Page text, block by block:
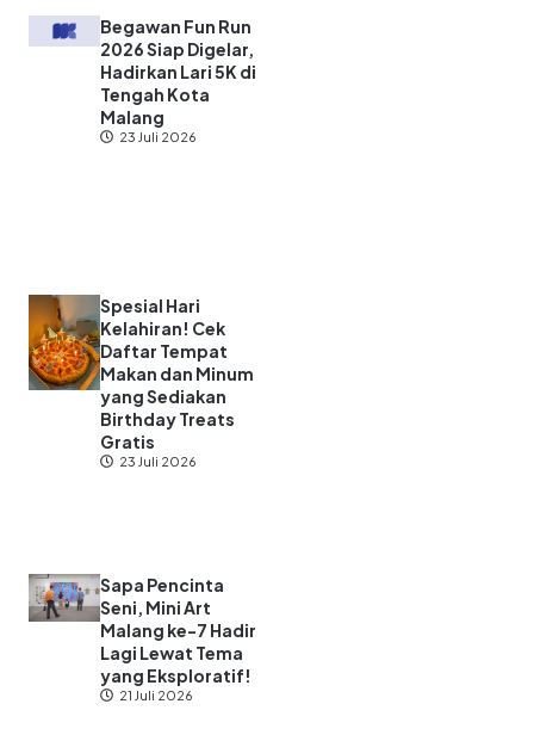
Begawan Fun Run
2026 Siap Digelar,
Hadirkan Lari 5K di
Tengah Kota
Malang
23 Juli 2026
Spesial Hari
Kelahiran! Cek
Daftar Tempat
Makan dan Minum
yang Sediakan
Birthday Treats
Gratis
23 Juli 2026
Sapa Pencinta
Seni, Mini Art
Malang ke-7 Hadir
Lagi Lewat Tema
yang Eksploratif!
21 Juli 2026